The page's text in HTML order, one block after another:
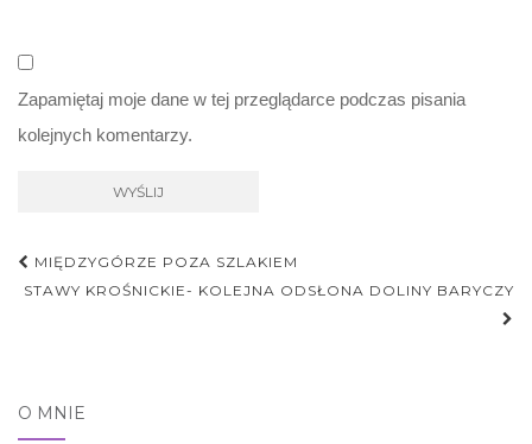
Zapamiętaj moje dane w tej przeglądarce podczas pisania
kolejnych komentarzy.
Nawigacja
postu
MIĘDZYGÓRZE POZA SZLAKIEM
STAWY KROŚNICKIE- KOLEJNA ODSŁONA DOLINY BARYCZY
O MNIE